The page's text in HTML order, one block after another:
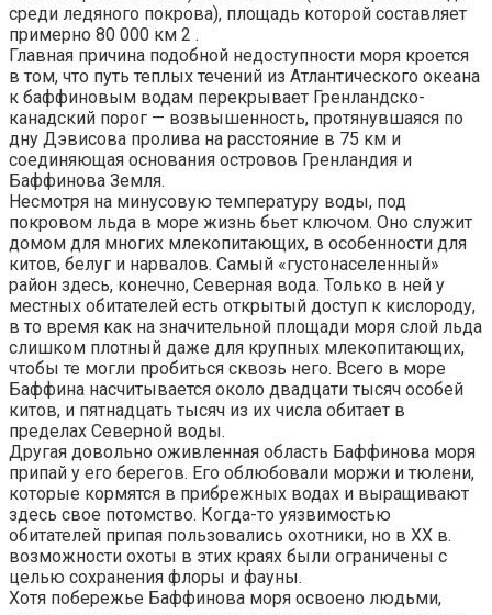
среди ледяного покрова), площадь которой составляет
примерно 80 000 км 2 .
Главная причина подобной недоступности моря кроется
в том, что путь теплых течений из Атлантического океана
к баффиновым водам перекрывает Гренландско-
канадский порог — возвышенность, протянувшаяся по
дну Дэвисова пролива на расстояние в 75 км и
соединяющая основания островов Гренландия и
Баффинова Земля.
Несмотря на минусовую температуру воды, под
покровом льда в море жизнь бьет ключом. Оно служит
домом для многих млекопитающих, в особенности для
китов, белуг и нарвалов. Самый «густонаселенный»
район здесь, конечно, Северная вода. Только в ней у
местных обитателей есть открытый доступ к кислороду,
в то время как на значительной площади моря слой льда
слишком плотный даже для крупных млекопитающих,
чтобы те могли пробиться сквозь него. Всего в море
Баффина насчитывается около двадцати тысяч особей
китов, и пятнадцать тысяч из их числа обитает в
пределах Северной воды.
Другая довольно оживленная область Баффинова моря
припай у его берегов. Его облюбовали моржи и тюлени,
которые кормятся в прибрежных водах и выращивают
здесь свое потомство. Когда-то уязвимостью
обитателей припая пользовались охотники, но в XX в.
возможности охоты в этих краях были ограничены с
целью сохранения флоры и фауны.
Хотя побережье Баффинова моря освоено людьми,